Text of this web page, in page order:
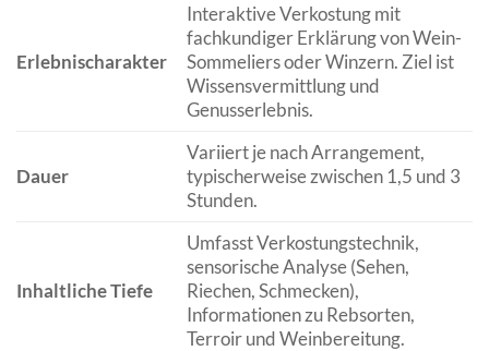
Erlebnischarakter
Interaktive Verkostung mit
fachkundiger Erklärung von Wein-
Sommeliers oder Winzern. Ziel ist
Wissensvermittlung und
Genusserlebnis.
Dauer
Variiert je nach Arrangement,
typischerweise zwischen 1,5 und 3
Stunden.
Inhaltliche Tiefe
Umfasst Verkostungstechnik,
sensorische Analyse (Sehen,
Riechen, Schmecken),
Informationen zu Rebsorten,
Terroir und Weinbereitung.